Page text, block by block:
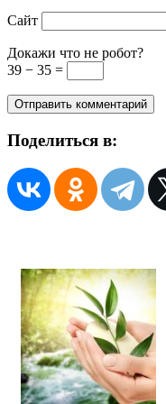
Сайт
Докажи что не робот?
39 − 35 =
Поделиться в: